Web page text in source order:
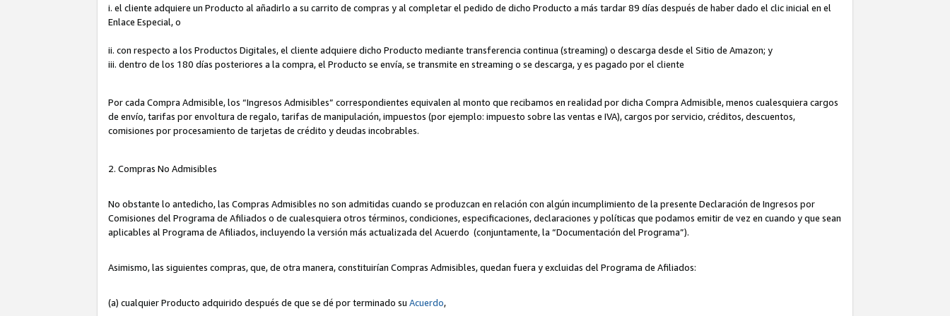
i. el cliente adquiere un Producto al añadirlo a su carrito de compras y al completar el pedido de dicho Producto a más tardar 89 días después de haber dado el clic inicial en el
Enlace Especial, o
ii. con respecto a los Productos Digitales, el cliente adquiere dicho Producto mediante transferencia continua (streaming) o descarga desde el Sitio de Amazon; y
iii. dentro de los 180 días posteriores a la compra, el Producto se envía, se transmite en streaming o se descarga, y es pagado por el cliente
Por cada Compra Admisible, los “Ingresos Admisibles” correspondientes equivalen al monto que recibamos en realidad por dicha Compra Admisible, menos cualesquiera cargos
de envío, tarifas por envoltura de regalo, tarifas de manipulación, impuestos (por ejemplo: impuesto sobre las ventas e IVA), cargos por servicio, créditos, descuentos,
comisiones por procesamiento de tarjetas de crédito y deudas incobrables.
2. Compras No Admisibles
No obstante lo antedicho, las Compras Admisibles no son admitidas cuando se produzcan en relación con algún incumplimiento de la presente Declaración de Ingresos por
Comisiones del Programa de Afiliados o de cualesquiera otros términos, condiciones, especificaciones, declaraciones y políticas que podamos emitir de vez en cuando y que sean
aplicables al Programa de Afiliados, incluyendo la versión más actualizada del Acuerdo (conjuntamente, la “Documentación del Programa”).
Asimismo, las siguientes compras, que, de otra manera, constituirían Compras Admisibles, quedan fuera y excluidas del Programa de Afiliados:
(a) cualquier Producto adquirido después de que se dé por terminado su Acuerdo,